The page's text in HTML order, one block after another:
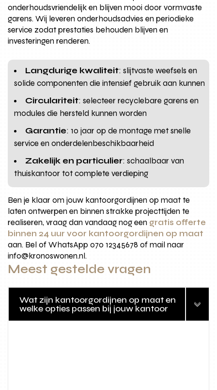
onderhoudsvriendelijk en blijven mooi door vormvaste
garens. Wij leveren onderhoudsadvies en periodieke
service zodat prestaties behouden blijven en
investeringen renderen.
Langdurige kwaliteit: slijtvaste weefsels en
solide componenten die intensief gebruik aan kunnen
Circulariteit: selecteer recyclebare garens en
modules die hersteld kunnen worden
Garantie: 10 jaar op de montage met snelle
service en onderdelenbeschikbaarheid
Zakelijk en particulier: schaalbaar van
thuiskantoor tot complete verdieping
Ben je klaar om jouw kantoorgordijnen op maat te
laten ontwerpen en binnen strakke projecttijden te
realiseren, vraag dan vandaag nog een gratis offerte
binnen 24 uur voor kantoorgordijnen op maat
aan. Bel of WhatsApp 070 12345678 of mail naar
info@kronoswonen.nl.
Meest gestelde vragen
Wat zijn kantoorgordijnen op maat en
welke opties passen bij jouw kantoor